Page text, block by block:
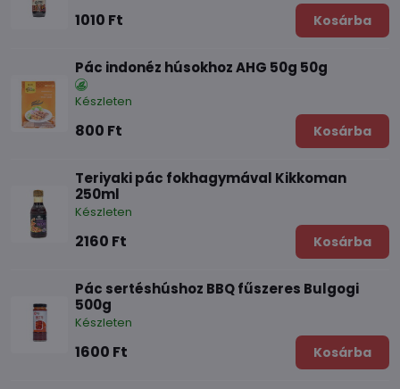
1010 Ft Kosárba
Pác indonéz húsokhoz AHG 50g 50g
Készleten
800 Ft Kosárba
Teriyaki pác fokhagymával Kikkoman
250ml
Készleten
2160 Ft Kosárba
Pác sertéshúshoz BBQ fűszeres Bulgogi
500g
Készleten
1600 Ft Kosárba